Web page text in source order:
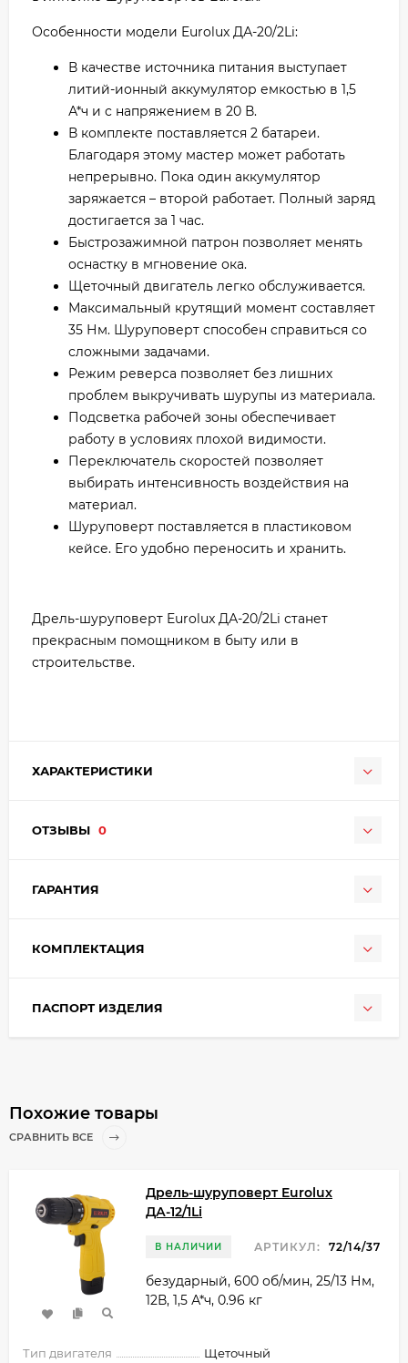
Особенности модели Eurolux ДА-20/2Li:
В качестве источника питания выступает
литий-ионный аккумулятор емкостью в 1,5
А*ч и с напряжением в 20 В.
В комплекте поставляется 2 батареи.
Благодаря этому мастер может работать
непрерывно. Пока один аккумулятор
заряжается – второй работает. Полный заряд
достигается за 1 час.
Быстрозажимной патрон позволяет менять
оснастку в мгновение ока.
Щеточный двигатель легко обслуживается.
Максимальный крутящий момент составляет
35 Нм. Шуруповерт способен справиться со
сложными задачами.
Режим реверса позволяет без лишних
проблем выкручивать шурупы из материала.
Подсветка рабочей зоны обеспечивает
работу в условиях плохой видимости.
Переключатель скоростей позволяет
выбирать интенсивность воздействия на
материал.
Шуруповерт поставляется в пластиковом
кейсе. Его удобно переносить и хранить.
Дрель-шуруповерт Eurolux ДА-20/2Li станет
прекрасным помощником в быту или в
строительстве.
ХАРАКТЕРИСТИКИ
ОТЗЫВЫ 0
ГАРАНТИЯ
КОМПЛЕКТАЦИЯ
ПАСПОРТ ИЗДЕЛИЯ
Похожие товары
СРАВНИТЬ ВСЕ
Дрель-шуруповерт Eurolux
ДА-12/1Li
В НАЛИЧИИ АРТИКУЛ: 72/14/37
безударный, 600 об/мин, 25/13 Нм,
12В, 1,5 А*ч, 0.96 кг
Тип двигателя Щеточный